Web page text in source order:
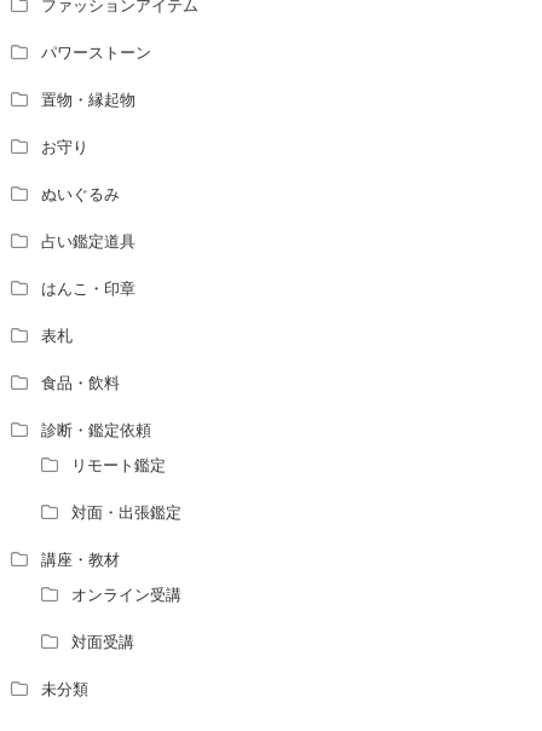
ファッションアイテム
パワーストーン
置物・縁起物
お守り
ぬいぐるみ
占い鑑定道具
はんこ・印章
表札
食品・飲料
診断・鑑定依頼
リモート鑑定
対面・出張鑑定
講座・教材
オンライン受講
対面受講
未分類